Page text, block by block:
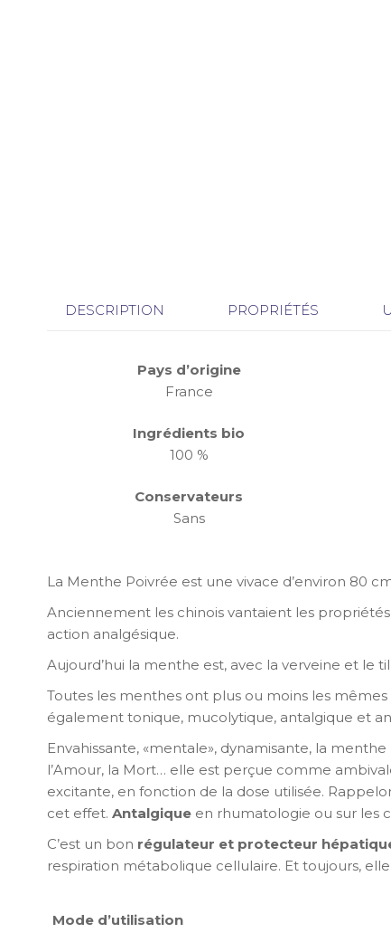
DESCRIPTION PROPRIÉTÉS
Pays d’origine
France
Ingrédients bio
100 %
Conservateurs
Sans
La Menthe Poivrée est une vivace d’environ 80
Anciennement les chinois vantaient les
action analgésique.
Aujourd’hui la menthe est, avec la verveine et le
Toutes les menthes ont plus ou moins les
également tonique, mucolytique, antalgique et
Envahissante, «mentale», dynamisante, la
l’Amour, la Mort… elle est perçue comme
excitante, en fonction de la dose utilisée.
cet effet. Antalgique en rhumatologie ou sur les
C’est un bon régulateur et protecteur
respiration métabolique cellulaire. Et toujours,
Mode d’utilisation